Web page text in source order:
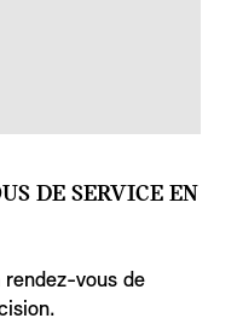
DE SERVICE EN
rendez-vous de